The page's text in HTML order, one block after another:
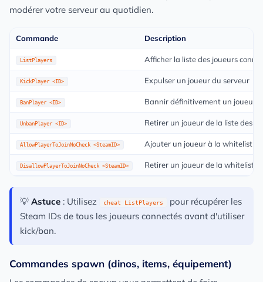
modérer votre serveur au quotidien.
Commande Description
ListPlayers Afficher la liste des joueurs
KickPlayer <ID> Expulser un joueur du serveur
BanPlayer <ID> Bannir définitivement un joueur
UnbanPlayer <ID> Retirer un joueur de la liste des
AllowPlayerToJoinNoCheck <SteamID> Ajouter un joueur à la whitelist
DisallowPlayerToJoinNoCheck <SteamID> Retirer un joueur de la whitelist
💡 Astuce : Utilisez cheat ListPlayers
pour récupérer les
Steam IDs de tous les joueurs connectés avant d'utiliser
kick/ban.
Commandes spawn (dinos, items, équipement)